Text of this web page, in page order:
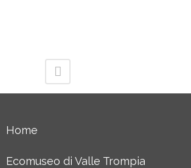
Home
Ecomuseo di Valle Trompia